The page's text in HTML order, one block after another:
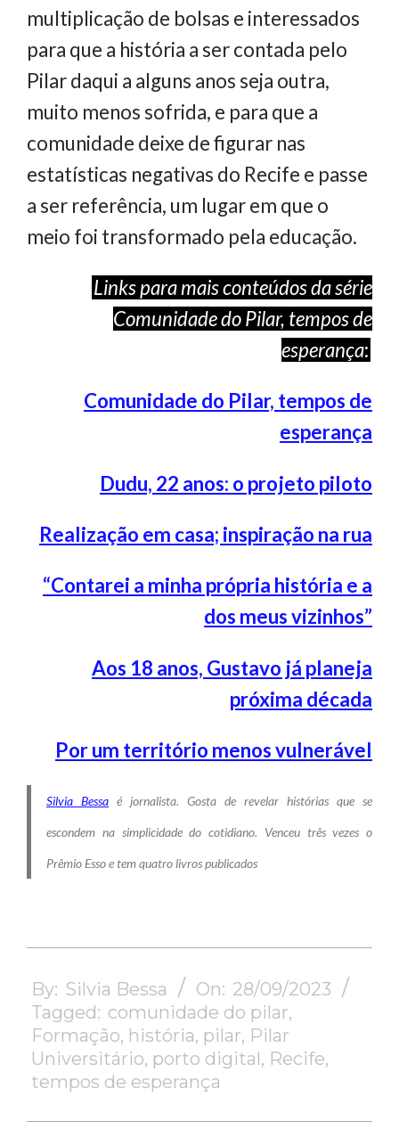
multiplicação de bolsas e interessados
para que a história a ser contada pelo
Pilar daqui a alguns anos seja outra,
muito menos sofrida, e para que a
comunidade deixe de figurar nas
estatísticas negativas do Recife e passe
a ser referência, um lugar em que o
meio foi transformado pela educação.
Links para mais conteúdos da série
Comunidade do Pilar, tempos de
esperança:
Comunidade do Pilar, tempos de
esperança
Dudu, 22 anos: o projeto piloto
Realização em casa; inspiração na rua
“Contarei a minha própria história e a
dos meus vizinhos”
Aos 18 anos, Gustavo já planeja
próxima década
Por um território menos vulnerável
Silvia Bessa é jornalista. Gosta de revelar histórias que se
escondem na simplicidade do cotidiano. Venceu três vezes o
Prêmio Esso e tem quatro livros publicados
09-
28
By: Silvia Bessa On: 28/09/2023
Tagged: comunidade do pilar,
Formação, história, pilar, Pilar
Universitário, porto digital, Recife,
tempos de esperança